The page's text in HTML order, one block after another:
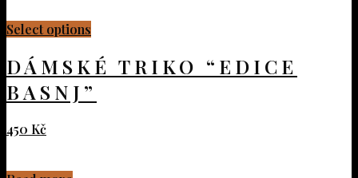
Select options
DÁMSKÉ TRIKO “EDICE
BASNJ”
450 Kč